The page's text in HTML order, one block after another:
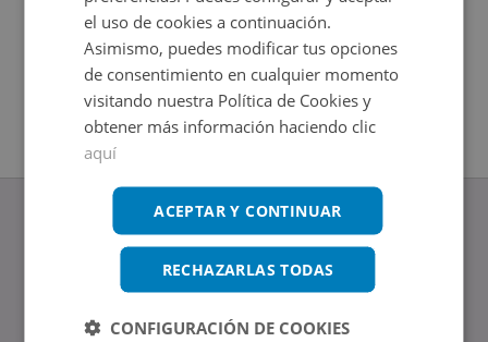
www.altamirainmuebles.com
Edificio Skylight
Avenida de Manoteras 14-16, 28050, Madrid
el uso de cookies a continuación.
Asimismo, puedes modificar tus opciones
de consentimiento en cualquier momento
visitando nuestra Política de Cookies y
obtener más información haciendo clic
aquí
ACEPTAR Y CONTINUAR
RECHAZARLAS TODAS
CONFIGURACIÓN DE COOKIES